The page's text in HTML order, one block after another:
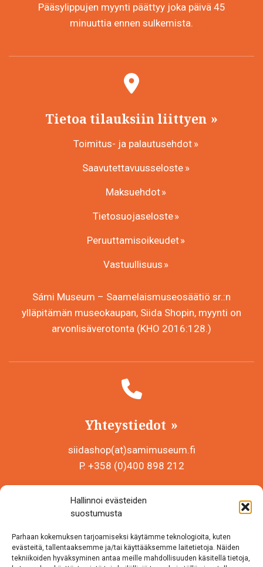
Hallinnoi evästeiden
suostumusta
Parhaan kokemuksen tarjoamiseksi käytämme teknologioita, kuten
evästeitä, tallentaaksemme ja/tai käyttääksemme laitetietoja. Näiden
tekniikoiden hyväksyminen antaa meille mahdollisuuden käsitellä tietoja,
Pääsylippujen myynti päättyy joka päivä 45
minuuttia ennen sulkemista.
Tietoa tilauksiin liittyen
Toimitus- ja palautusehdot
Saavutettavuusseloste
Maksuehdot
Tietosuojaseloste
Peruuttamisoikeudet
Vastuullisuus
Sámi Museum – Saamelaismuseosäätiö sr.:n
ylläpitämän museokaupan, Siida Shopin, myynti on
arvonlisäverotonta (KHO 2016:128.)
Yhteystiedot
siidashop(at)samimuseum.fi
P. +358 (0)400 898 212
Y-tunnus 0625907-2
Inarintie 46
99870 Inari